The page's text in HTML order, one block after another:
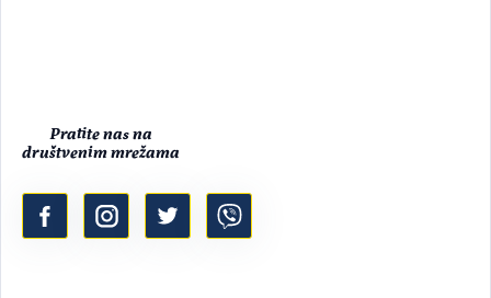
Pratite nas na
društvenim mrežama